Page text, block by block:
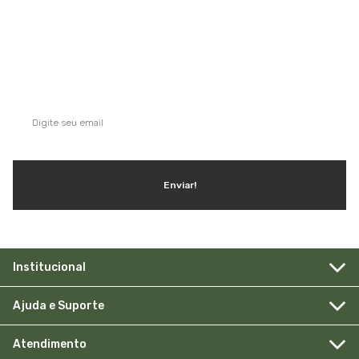
Enviar!
Institucional
Ajuda e Suporte
Atendimento